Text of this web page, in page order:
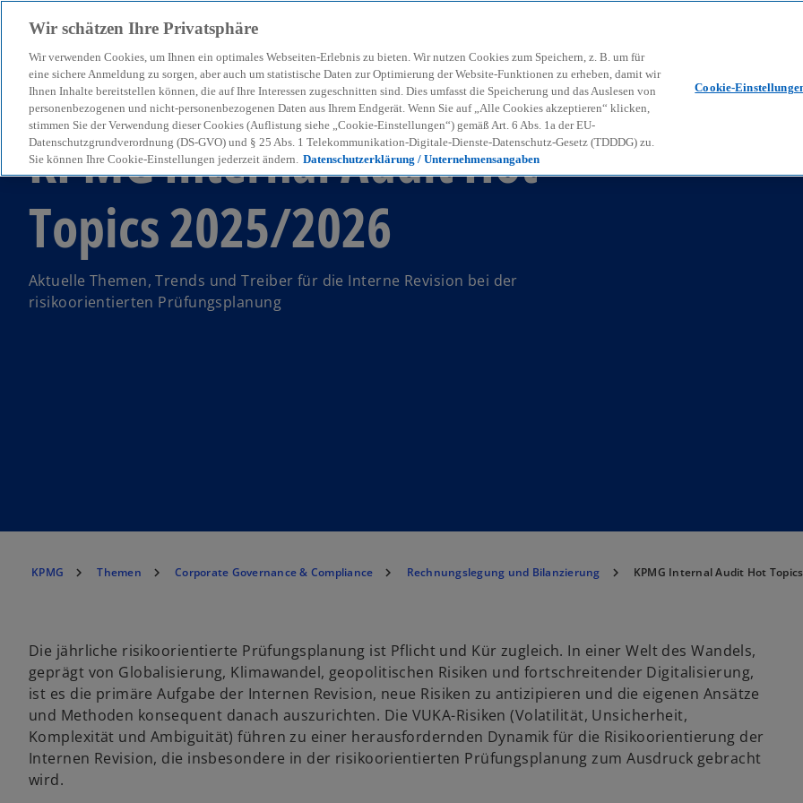
menu
KPMG Internal Audit Hot
Topics 2025/2026
Aktuelle Themen, Trends und Treiber für die Interne Revision bei der
risikoorientierten Prüfungsplanung
KPMG Themen Corporate Governance & Compliance Rechnungslegung und Bilanzierung KPMG Internal Audit Hot
Die jährliche risikoorientierte Prüfungsplanung ist Pflicht und Kür zugleich. In einer Welt des Wandels,
geprägt von Globalisierung, Klimawandel, geopolitischen Risiken und fortschreitender Digitalisierung,
ist es die primäre Aufgabe der Internen Revision, neue Risiken zu antizipieren und die eigenen Ansätze
und Methoden konsequent danach auszurichten. Die VUKA-Risiken (Volatilität, Unsicherheit,
Komplexität und Ambiguität) führen zu einer herausfordernden Dynamik für die Risikoorientierung der
Internen Revision, die insbesondere in der risikoorientierten Prüfungsplanung zum Ausdruck gebracht
wird.
Wir schätzen Ihre Privatsphäre
Wir verwenden Cookies, um Ihnen ein optimales Webseiten-Erlebnis zu bieten. Wir nutzen Cookies zum Speichern, z. B. um für
eine sichere Anmeldung zu sorgen, aber auch um statistische Daten zur Optimierung der Website-Funktionen zu erheben, damit wir
Ihnen Inhalte bereitstellen können, die auf Ihre Interessen zugeschnitten sind. Dies umfasst die Speicherung und das Auslesen von
personenbezogenen und nicht-personenbezogenen Daten aus Ihrem Endgerät. Wenn Sie auf „Alle Cookies akzeptieren“ klicken,
stimmen Sie der Verwendung dieser Cookies (Auflistung siehe „Cookie-Einstellungen“) gemäß Art. 6 Abs. 1a der EU-
Datenschutzgrundverordnung (DS-GVO) und § 25 Abs. 1 Telekommunikation-Digitale-Dienste-Datenschutz-Gesetz (TDDDG) zu.
Sie können Ihre Cookie-Einstellungen jederzeit ändern. Datenschutzerklärung / Unternehmensangaben
Cookie-